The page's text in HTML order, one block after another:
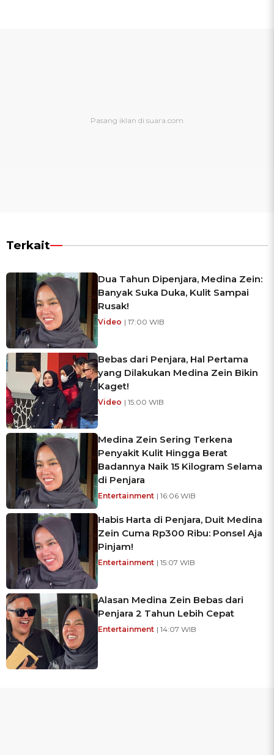
Terkait
Dua Tahun Dipenjara, Medina Zein:
Banyak Suka Duka, Kulit Sampai
Rusak!
Video | 17:00 WIB
Bebas dari Penjara, Hal Pertama
yang Dilakukan Medina Zein Bikin
Kaget!
Video | 15:00 WIB
Medina Zein Sering Terkena
Penyakit Kulit Hingga Berat
Badannya Naik 15 Kilogram Selama
di Penjara
Entertainment | 16:06 WIB
Habis Harta di Penjara, Duit Medina
Zein Cuma Rp300 Ribu: Ponsel Aja
Pinjam!
Entertainment | 15:07 WIB
Alasan Medina Zein Bebas dari
Penjara 2 Tahun Lebih Cepat
Entertainment | 14:07 WIB